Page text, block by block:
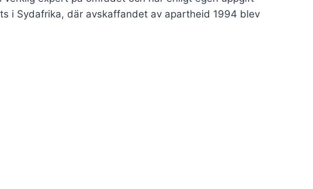
i Sydafrika, där avskaffandet av apartheid 1994 blev